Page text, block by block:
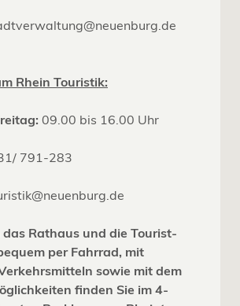
Rhein Touristik:
09.00 bis 16.00 Uhr
791-283
das Rathaus und die Tourist-
per Fahrrad, mit
sowie mit dem
finden Sie im 4-